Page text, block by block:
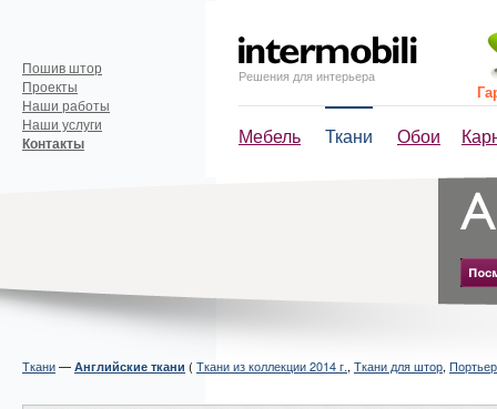
Решения для интерьера
Мебель Ткани Обои
Пошив штор
Проекты
Наши работы
Наши услуги
Контакты
Ткани— Английские ткани ( Ткани из коллекции 2014 г., Ткани для штор,